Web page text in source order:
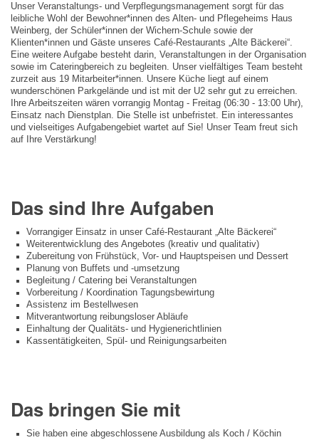
Unser Veranstaltungs- und Verpflegungsmanagement sorgt für das
leibliche Wohl der Bewohner*innen des Alten- und Pflegeheims Haus
Weinberg, der Schüler*innen der Wichern-Schule sowie der
Klienten*innen und Gäste unseres Café-Restaurants „Alte Bäckerei“.
Eine weitere Aufgabe besteht darin, Veranstaltungen in der Organisation
sowie im Cateringbereich zu begleiten. Unser vielfältiges Team besteht
zurzeit aus 19 Mitarbeiter*innen. Unsere Küche liegt auf einem
wunderschönen Parkgelände und ist mit der U2 sehr gut zu erreichen.
Ihre Arbeitszeiten wären vorrangig Montag - Freitag (06:30 - 13:00 Uhr),
Einsatz nach Dienstplan. Die Stelle ist unbefristet. Ein interessantes
und vielseitiges Aufgabengebiet wartet auf Sie! Unser Team freut sich
auf Ihre Verstärkung!
Das sind Ihre Aufgaben
Vorrangiger Einsatz in unser Café-Restaurant „Alte Bäckerei“
Weiterentwicklung des Angebotes (kreativ und qualitativ)
Zubereitung von Frühstück, Vor- und Hauptspeisen und Dessert
Planung von Buffets und -umsetzung
Begleitung / Catering bei Veranstaltungen
Vorbereitung / Koordination Tagungsbewirtung
Assistenz im Bestellwesen
Mitverantwortung reibungsloser Abläufe
Einhaltung der Qualitäts- und Hygienerichtlinien
Kassentätigkeiten, Spül- und Reinigungsarbeiten
Das bringen Sie mit
Sie haben eine abgeschlossene Ausbildung als Koch / Köchin